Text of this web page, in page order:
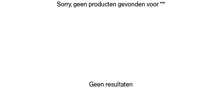
Sorry, geen producten gevonden voor ""
Geen resultaten